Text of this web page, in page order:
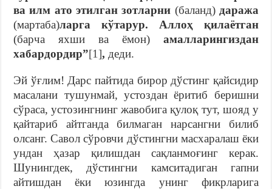
ва илм ато этилган зотларни (баланд)даража
(мартаба)ларга кўтарур. Аллоҳ қилаётган
(барча яхши ва ёмон)амалларингиздан
хабардордир”[1], деди.
Эй ўғлим! Дарс пайтида бирор дўстинг қайсидир
масалани тушунмай, устоздан ёритиб беришни
сўраса, устозингнинг жавобига қулоқ тут, шояд у
қайтариб айтганда билмаган нарсангни билиб
олсанг. Савол сўровчи дўстингни масхаралаш ёки
ундан ҳазар қилишдан сақланмоғинг керак.
Шунингдек, дўстингни камситадиган гапни
айтишдан ёки юзингда унинг фикрларига